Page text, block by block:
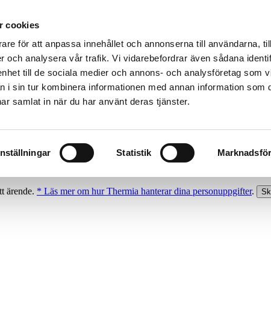
cookies
för att anpassa innehållet och annonserna till användarna,
och analysera vår trafik. Vi vidarebefordrar även sådana
till de sociala medier och annons- och analysföretag som
i sin tur kombinera informationen med annan information som
samlat in när du har använt deras tjänster.
Statistik
ärende. * Läs mer om hur Thermia hanterar dina personuppgifter.